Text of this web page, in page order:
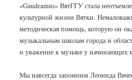
«Gaudeamus» ВятГГУ стала
культурной жизни Вятки.
методическая помощь, которую он
музыкальным школам города и
и уважение к музыке у начинающих
Мы навсегда запомним Леонида